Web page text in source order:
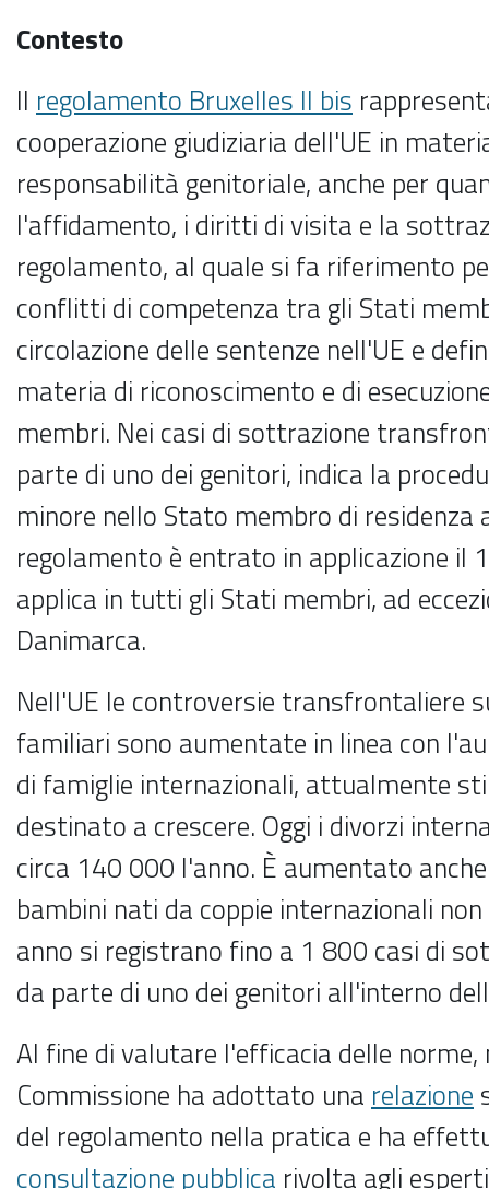
Contesto
Il regolamento Bruxelles II bis
cooperazione giudiziaria dell'UE in
responsabilità genitoriale, anche per
l'affidamento, i diritti di visita e la
regolamento, al quale si fa riferimento
conflitti di competenza tra gli Stati
circolazione delle sentenze nell'UE e
materia di riconoscimento e di
membri. Nei casi di sottrazione
parte di uno dei genitori, indica la
minore nello Stato membro di residenza
regolamento è entrato in applicazione il
applica in tutti gli Stati membri, ad
Danimarca.
Nell'UE le controversie transfrontaliere
familiari sono aumentate in linea con
di famiglie internazionali, attualmente
destinato a crescere. Oggi i divorzi
circa 140 000 l'anno. È aumentato
bambini nati da coppie internazionali
anno si registrano fino a 1 800 casi di
da parte di uno dei genitori all'interno
Al fine di valutare l'efficacia delle
Commissione ha adottato una relazione
del regolamento nella pratica e ha
consultazione pubblica rivolta agli